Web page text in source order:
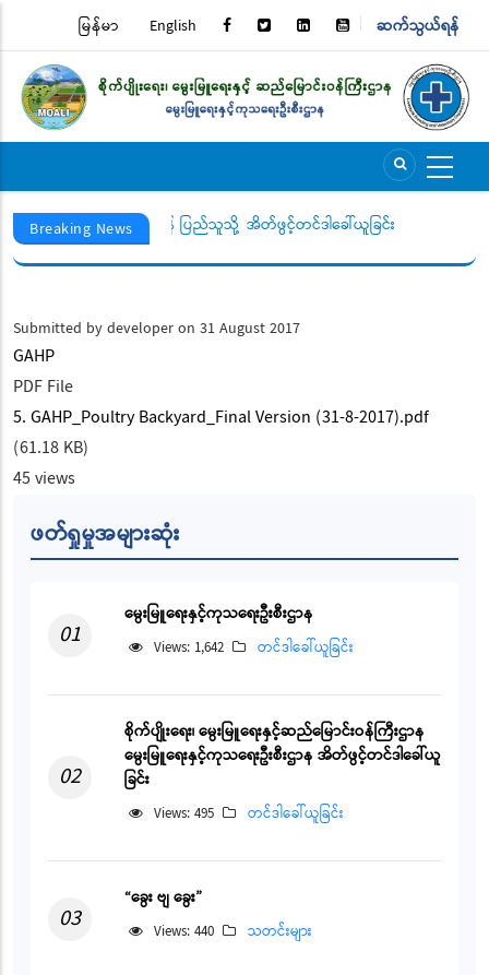
content
TOP
MENU
ဆက်သွယ်ရန်
မြန်မာ English
Breaking News
ကို ဖြေကြားပေးပါရန် ပြည်သူသို့ အိတ်ဖွင့်တင်ဒါခေါ်ယူခြင်း
Submitted bydeveloperon 31 August 2017
GAHP
PDF File
5. GAHP_Poultry Backyard_Final Version (31-8-2017).pdf
(61.18 KB)
45 views
ဖတ်ရှုမှုအများဆုံး
01
မွေးမြူရေးနှင့်ကုသရေးဦးစီးဌာန
Views: 1,642 တင်ဒါခေါ်ယူခြင်း
02
စိုက်ပျိုးရေး၊ မွေးမြူရေးနှင့်ဆည်မြောင်းဝန်ကြီးဌာန
မွေးမြူရေးနှင့်ကုသရေးဦးစီးဌာန အိတ်ဖွင့်တင်ဒါခေါ်ယူ
ခြင်း
Views: 495 တင်ဒါခေါ်ယူခြင်း
03
“ခွေး ဗျ ခွေး”
Views: 440 သတင်းများ